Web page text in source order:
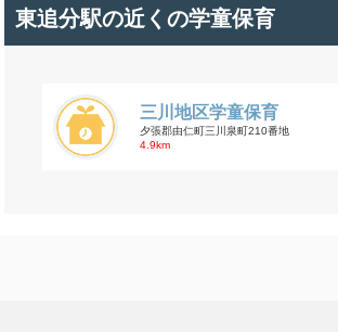
東追分駅の近くの学童保育
三川地区学童保育
夕張郡由仁町三川泉町210番地
4.9km